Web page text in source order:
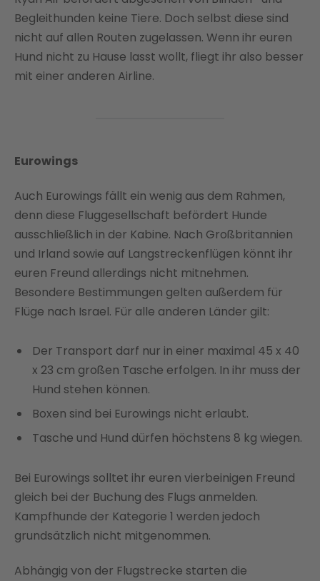
Begleithunden keine Tiere. Doch selbst diese sind
nicht auf allen Routen zugelassen. Wenn ihr euren
Hund nicht zu Hause lasst wollt, fliegt ihr also besser
mit einer anderen Airline.
Eurowings
Auch Eurowings fällt ein wenig aus dem Rahmen,
denn diese Fluggesellschaft befördert Hunde
ausschließlich in der Kabine. Nach Großbritannien
und Irland sowie auf Langstreckenflügen könnt ihr
euren Freund allerdings nicht mitnehmen.
Besondere Bestimmungen gelten außerdem für
Flüge nach Israel. Für alle anderen Länder gilt:
Der Transport darf nur in einer maximal 45 x 40
x 23 cm großen Tasche erfolgen. In ihr muss der
Hund stehen können.
Boxen sind bei Eurowings nicht erlaubt.
Tasche und Hund dürfen höchstens 8 kg wiegen.
Bei Eurowings solltet ihr euren vierbeinigen Freund
gleich bei der Buchung des Flugs anmelden.
Kampfhunde der Kategorie 1 werden jedoch
grundsätzlich nicht mitgenommen.
Abhängig von der Flugstrecke starten die